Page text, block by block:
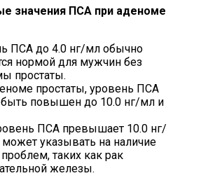
значения ПСА при аденоме
ПСА до 4.0 нг/мл обычно
нормой для мужчин без
простаты.
простаты, уровень ПСА
повышен до 10.0 нг/мл и
ПСА превышает 10.0 нг/
может указывать на наличие
таких как рак
железы.